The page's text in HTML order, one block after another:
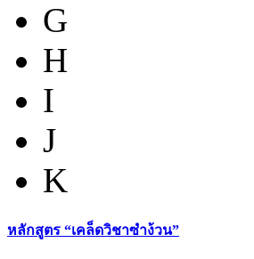
G
H
I
J
K
หลักสูตร “เคล็ดวิชาซำง้วน”